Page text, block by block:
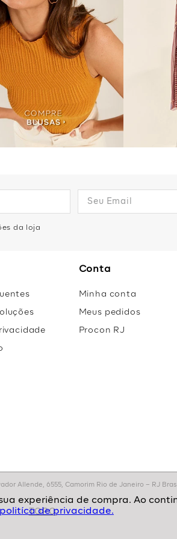
politíca de privacidade.
da loja
Conta
Minha conta
Meus pedidos
Procon RJ
Allende, 6555, Camorim Rio de Janeiro – RJ
TOPO